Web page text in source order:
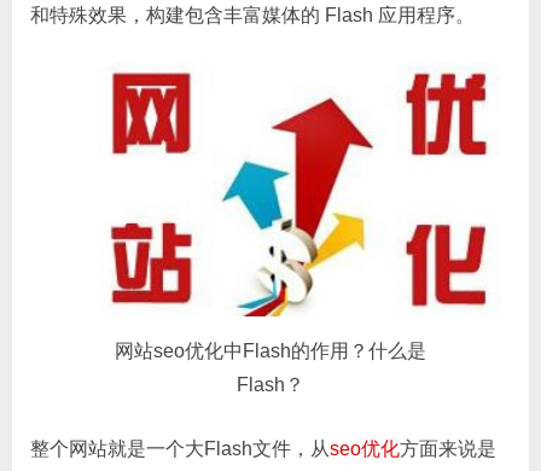
和特殊效果，构建包含丰富媒体的 Flash 应用程序。
网站seo优化中Flash的作用？什么是
Flash？
整个网站就是一个大Flash文件，从seo优化方面来说是